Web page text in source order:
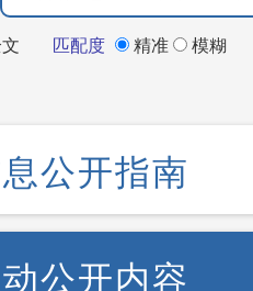
匹配度 精准 模糊
公开指南
公开内容